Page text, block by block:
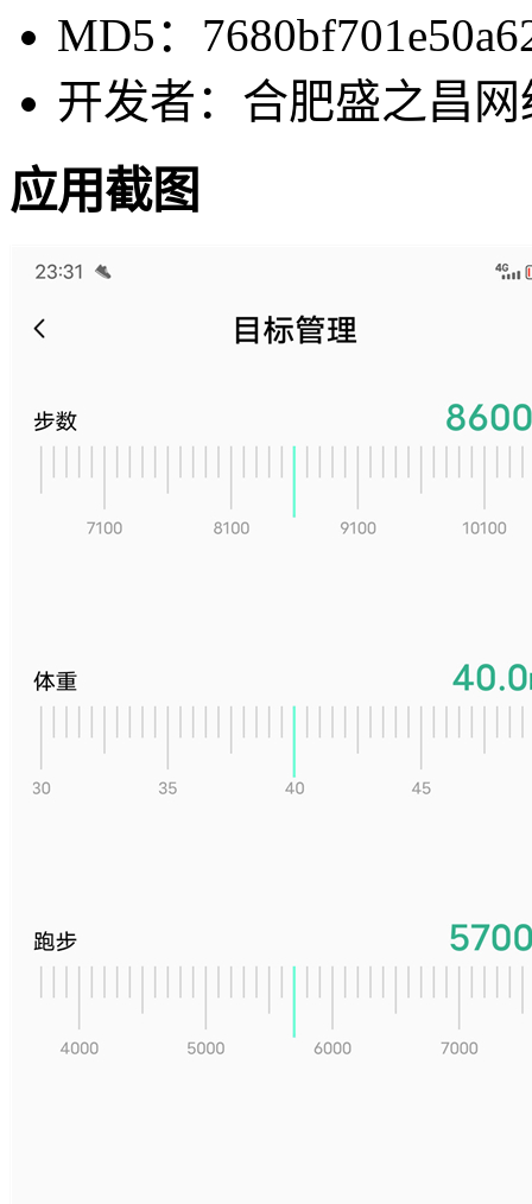
MD5：
开发者：合肥盛之昌
应用截图